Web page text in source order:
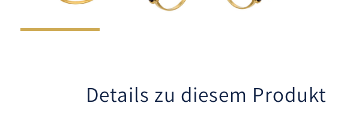
Details zu diesem Produkt